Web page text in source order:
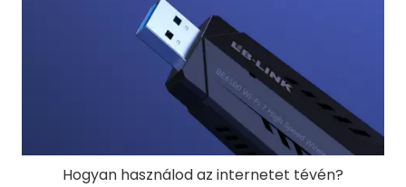
Hogyan használod az internetet tévén?